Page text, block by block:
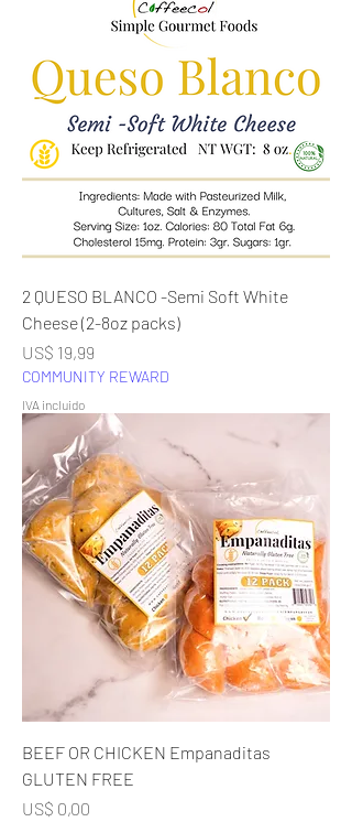
2 QUESO BLANCO -Semi Soft White
Cheese (2-8oz packs)
Precio
US$ 19,99
COMMUNITY REWARD
IVA incluido
BEEF OR CHICKEN Empanaditas
GLUTEN FREE
Precio
US$ 0,00